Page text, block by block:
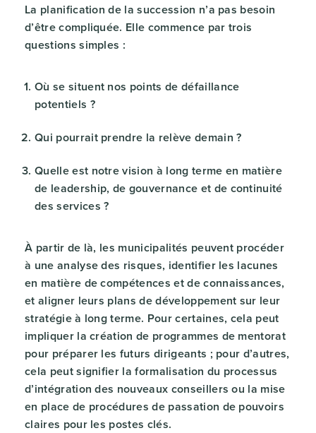
La planification de la succession n’a pas besoin
d’être compliquée. Elle commence par trois
questions simples :
Où se situent nos points de défaillance
potentiels ?
Qui pourrait prendre la relève demain ?
Quelle est notre vision à long terme en matière
de leadership, de gouvernance et de continuité
des services ?
À partir de là, les municipalités peuvent procéder
à une analyse des risques, identifier les lacunes
en matière de compétences et de connaissances,
et aligner leurs plans de développement sur leur
stratégie à long terme. Pour certaines, cela peut
impliquer la création de programmes de mentorat
pour préparer les futurs dirigeants ; pour d’autres,
cela peut signifier la formalisation du processus
d’intégration des nouveaux conseillers ou la mise
en place de procédures de passation de pouvoirs
claires pour les postes clés.